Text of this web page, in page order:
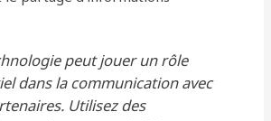
peut jouer un rôle
dans la communication avec
Utilisez des